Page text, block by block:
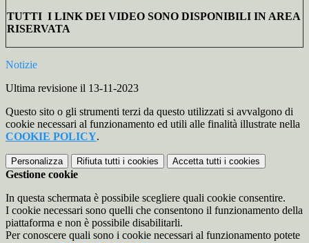
TUTTI I LINK DEI VIDEO SONO DISPONIBILI IN AREA
RISERVATA
Notizie
Ultima revisione il 13-11-2023
Questo sito o gli strumenti terzi da questo utilizzati si avvalgono di
cookie necessari al funzionamento ed utili alle finalità illustrate nella
COOKIE POLICY.
Personalizza Rifiuta tutti i cookies Accetta tutti i cookies
Gestione cookie
In questa schermata è possibile scegliere quali cookie consentire.
I cookie necessari sono quelli che consentono il funzionamento della
piattaforma e non è possibile disabilitarli.
Per conoscere quali sono i cookie necessari al funzionamento potete